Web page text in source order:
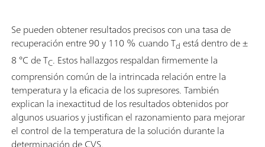
Se pueden obtener resultados precisos con una tasa de
recuperación entre 90 y 110 % cuando Td está dentro de ±
8 °C de TC. Estos hallazgos respaldan firmemente la
comprensión común de la intrincada relación entre la
temperatura y la eficacia de los supresores. También
explican la inexactitud de los resultados obtenidos por
algunos usuarios y justifican el razonamiento para mejorar
el control de la temperatura de la solución durante la